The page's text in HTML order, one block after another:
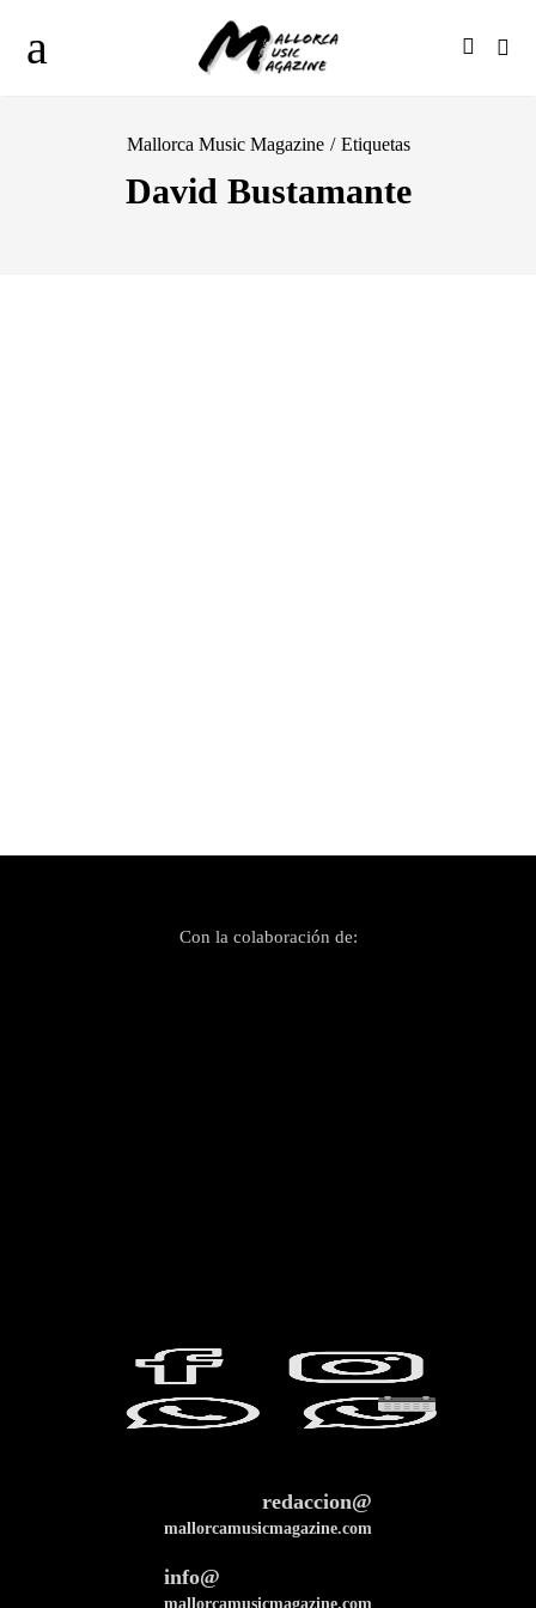
Mallorca Music Magazine / Etiquetas
David Bustamante
Con la colaboración de:
redaccion@
mallorcamusicmagazine.com
info@
mallorcamusicmagazine.com